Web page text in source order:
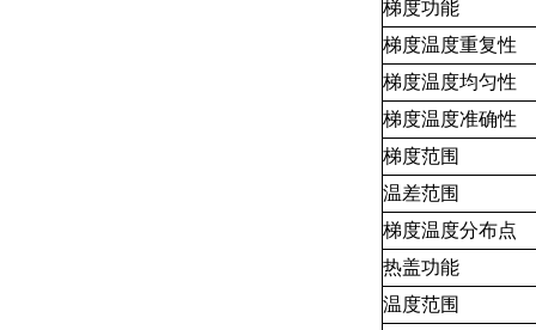
梯度功能
梯度温度重复性
梯度温度均匀性
梯度温度准确性
梯度范围
温差范围
梯度温度分布点
热盖功能
温度范围